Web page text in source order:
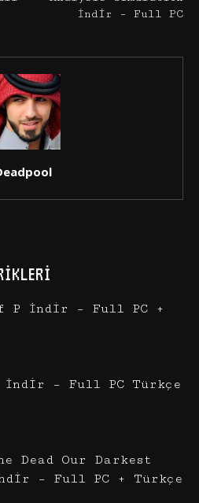
İndir – Full PC
P İndir – Full PC +
İndir – Full PC Türkçe
Dead Our Darkest
– Full PC + Türkçe